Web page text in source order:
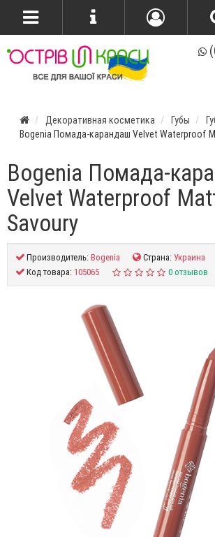
Декоративная косметика Губы
Bogenia Помада-карандаш Velvet Waterproof
Bogenia Помада-
Velvet Waterproof
Savoury
Производитель:Bogenia Страна:Украина
Код товара:105065 0 отзывов